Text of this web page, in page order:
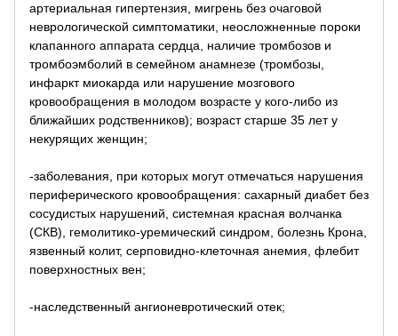
артериальная гипертензия, мигрень без очаговой
неврологической симптоматики, неосложненные пороки
клапанного аппарата сердца, наличие тромбозов и
тромбоэмболий в семейном анамнезе (тромбозы,
инфаркт миокарда или нарушение мозгового
кровообращения в молодом возрасте у кого-либо из
ближайших родственников); возраст старше 35 лет у
некурящих женщин;
-заболевания, при которых могут отмечаться нарушения
периферического кровообращения: сахарный диабет без
сосудистых нарушений, системная красная волчанка
(СКВ), гемолитико-уремический синдром, болезнь Крона,
язвенный колит, серповидно-клеточная анемия, флебит
поверхностных вен;
-наследственный ангионевротический отек;